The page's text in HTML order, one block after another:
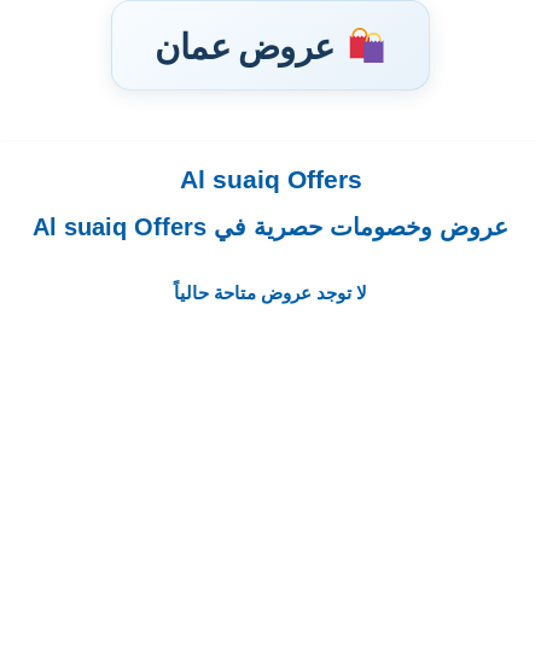
عروض عمان
إلى
Al suaiq Offers
عروض وخصومات حصرية في Al suaiq Offers
لا توجد عروض متاحة حالياً